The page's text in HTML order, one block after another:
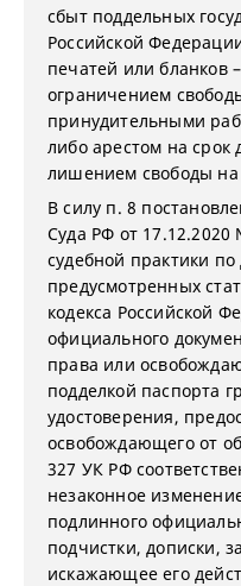
сбыт поддельных
Российской
печатей или бланков
ограничением
принудительными
либо арестом на срок
лишением свободы на
В силу п. 8
Суда РФ от
судебной практики
предусмотренных
кодекса Российской
официального
права или
подделкой паспорта
удостоверения,
освобождающего от
327 УК РФ
незаконное
подлинного
подчистки, дописки,
искажающее его